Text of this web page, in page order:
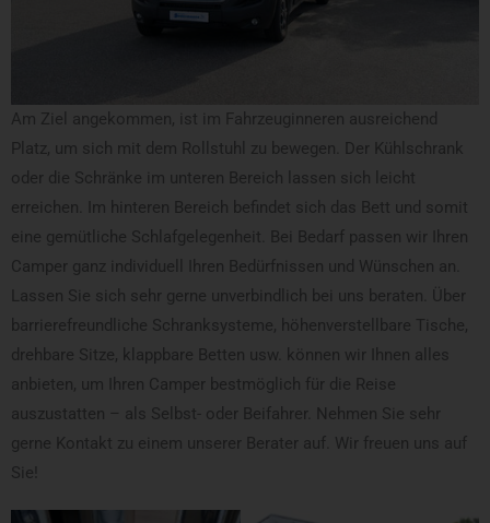
Am Ziel angekommen, ist im Fahrzeuginneren ausreichend
Platz, um sich mit dem Rollstuhl zu bewegen. Der Kühlschrank
oder die Schränke im unteren Bereich lassen sich leicht
erreichen. Im hinteren Bereich befindet sich das Bett und somit
eine gemütliche Schlafgelegenheit. Bei Bedarf passen wir Ihren
Camper ganz individuell Ihren Bedürfnissen und Wünschen an.
Lassen Sie sich sehr gerne unverbindlich bei uns beraten. Über
barrierefreundliche Schranksysteme, höhenverstellbare Tische,
drehbare Sitze, klappbare Betten usw. können wir Ihnen alles
anbieten, um Ihren Camper bestmöglich für die Reise
auszustatten – als Selbst- oder Beifahrer. Nehmen Sie sehr
gerne Kontakt zu einem unserer Berater auf. Wir freuen uns auf
Sie!